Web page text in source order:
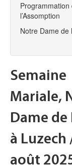
Je donne
Annuaire/
l’Assomption
Notre Dame de
Semaine
Mariale,
Dame de
à Luzech
août